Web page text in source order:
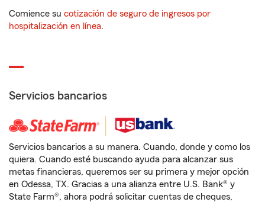
Comience su cotización de seguro de ingresos por
hospitalización en línea.
Servicios bancarios
Servicios bancarios a su manera. Cuando, donde y como los
quiera. Cuando esté buscando ayuda para alcanzar sus
metas financieras, queremos ser su primera y mejor opción
en Odessa, TX. Gracias a una alianza entre U.S. Bank® y
State Farm®, ahora podrá solicitar cuentas de cheques,